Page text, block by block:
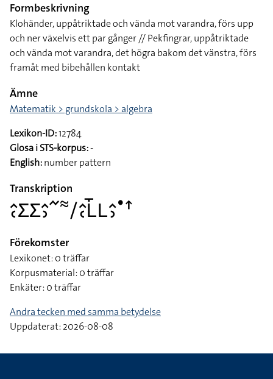
Formbeskrivning
Klohänder, uppåtriktade och vända mot varandra, förs upp
och ner växelvis ett par gånger // Pekfingrar, uppåtriktade
och vända mot varandra, det högra bakom det vänstra, förs
framåt med bibehållen kontakt
Ämne
Matematik > grundskola > algebra
Lexikon-ID:12784
Glosa i STS-korpus:-
English:number pattern
Transkription
􌤵􌥗􌤥􌤥􌤵􌤶􌥨􌦇􌥠􌤵􌥗􌥈􌤻􌥈􌤵􌤶􌤟􌦃
Förekomster
Lexikonet: 0 träffar
Korpusmaterial: 0 träffar
Enkäter: 0 träffar
Andra tecken med samma betydelse
Uppdaterat: 2026-08-08